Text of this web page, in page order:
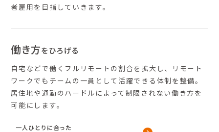
者雇用を目指していきます。
働き方をひろげる
自宅などで働くフルリモートの割合を拡大し、リモート
ワークでもチームの一員として活躍できる体制を整備。
居住地や通勤のハードルによって制限されない働き方を
可能にします。
一人ひとりに合った